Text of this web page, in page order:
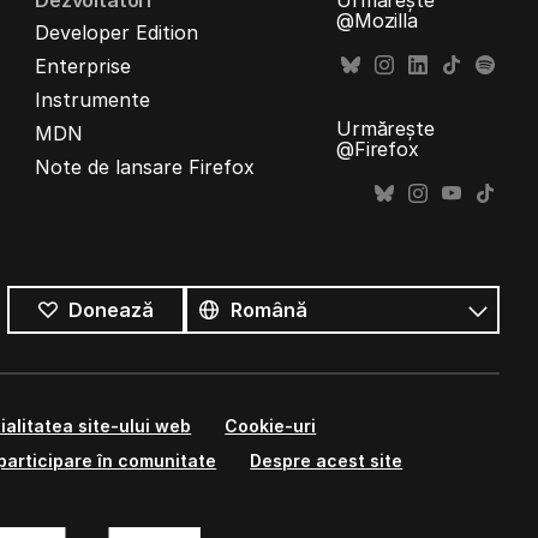
Developer Edition
Enterprise
Instrumente
MDN
Note de lansare Firefox
@Mozilla
Urmărește
@Firefox
Donează
limbile
Limbă
site-ului web
Cookie-uri
în comunitate
Despre acest site